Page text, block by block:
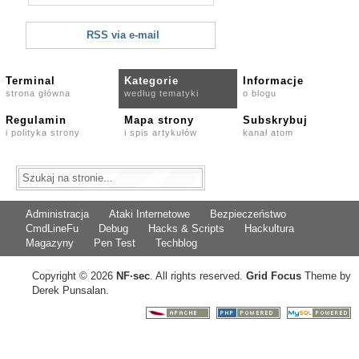
RSS via e-mail
Terminal
strona główna
Kategorie
według tematyki
Informacje
o blogu
Regulamin
i polityka strony
Mapa strony
i spis artykułów
Subskrybuj
kanał atom
Administracja Ataki Internetowe
Bezpieczeństwo
CmdLineFu
Debug Hacks & Scripts
Hackultura
Magazyny
Pen Test Techblog
Copyright © 2026 NF·sec. All rights reserved. Grid Focus Theme by
Derek Punsalan.